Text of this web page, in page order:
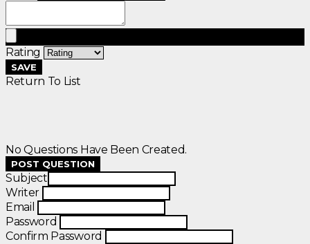
Rating
SAVE
Return To List
No Questions Have Been Created.
POST QUESTION
Subject
Writer
Email
Password
Confirm Password